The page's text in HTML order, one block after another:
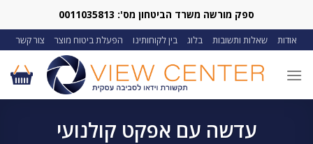
content
ספק מורשה משרד הביטחון מס': 0011035813
אודות שאלות ותשובות בלוג בין לקוחותינו הפעלת ביטוח מוצר צור קשר
עדשה עם אפקט קולנועי